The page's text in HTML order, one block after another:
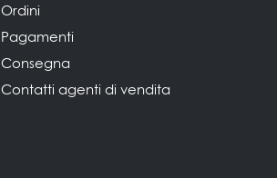
Ordini
Pagamenti
Consegna
Contatti agenti di vendita